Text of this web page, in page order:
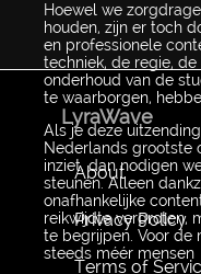
Hoewel we
houden, zijn er toch
en professionele
techniek, de regie,
onderhoud van de
te waarborgen,
Als je deze
Nederlands grootste
inziet, dan nodigen
steunen. Alleen
onafhankelijke
reikwijdte vergroten,
te begrijpen. Voor de
steeds méér mensen
LyraWave
About
Privacy Policy
Terms of